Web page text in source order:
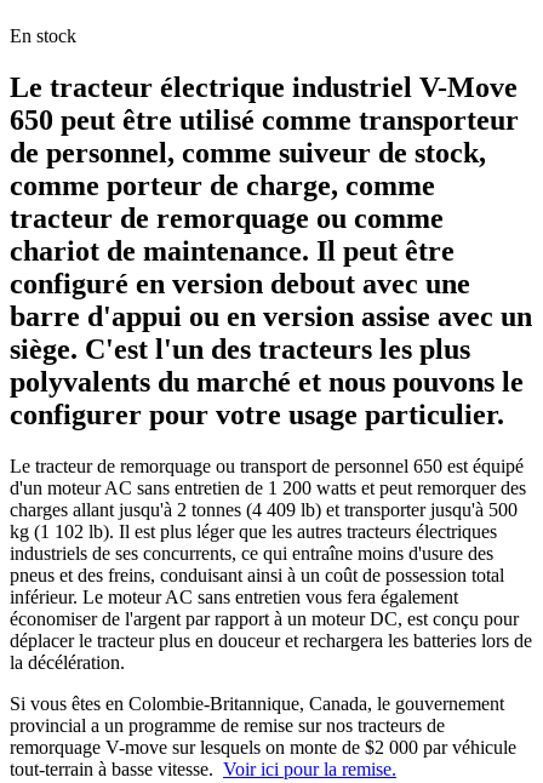
En stock
Le tracteur électrique industriel V-Move
650 peut être utilisé comme transporteur
de personnel, comme suiveur de stock,
comme porteur de charge, comme
tracteur de remorquage ou comme
chariot de maintenance. Il peut être
configuré en version debout avec une
barre d'appui ou en version assise avec un
siège. C'est l'un des tracteurs les plus
polyvalents du marché et nous pouvons le
configurer pour votre usage particulier.
Le tracteur de remorquage ou transport de personnel 650 est équipé
d'un moteur AC sans entretien de 1 200 watts et peut remorquer des
charges allant jusqu'à 2 tonnes (4 409 lb) et transporter jusqu'à 500
kg (1 102 lb). Il est plus léger que les autres tracteurs électriques
industriels de ses concurrents, ce qui entraîne moins d'usure des
pneus et des freins, conduisant ainsi à un coût de possession total
inférieur. Le moteur AC sans entretien vous fera également
économiser de l'argent par rapport à un moteur DC, est conçu pour
déplacer le tracteur plus en douceur et rechargera les batteries lors de
la décélération.
Si vous êtes en Colombie-Britannique, Canada, le gouvernement
provincial a un programme de remise sur nos tracteurs de
remorquage V-move sur lesquels on monte de $2 000 par véhicule
tout-terrain à basse vitesse. Voir ici pour la remise.